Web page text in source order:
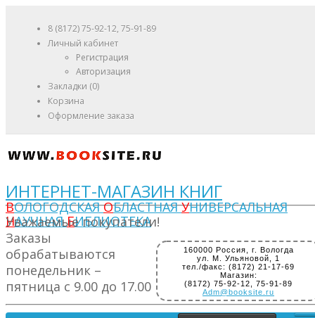
8 (8172) 75-92-12, 75-91-89
Личный кабинет
Регистрация
Авторизация
Закладки (0)
Корзина
Оформление заказа
ИНТЕРНЕТ-МАГАЗИН КНИГ
ВОЛОГОДСКАЯОБЛАСТНАЯУНИВЕРСАЛЬНАЯ
НАУЧНАЯБИБЛИОТЕКА
160000 Россия, г. Вологда
ул. М. Ульяновой, 1
тел./факс: (8172) 21-17-69
Магазин:
(8172) 75-92-12, 75-91-89
Adm@booksite.ru
Уважаемые покупатели!
Заказы
обрабатываются
понедельник –
пятница с 9.00 до 17.00